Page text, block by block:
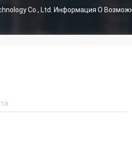
Co., Ltd. Информация О